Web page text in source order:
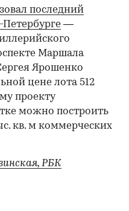
последний
—
Маршала
Ярошенко
цене лота 512
проекту
можно построить
кв. м коммерческих
РБК